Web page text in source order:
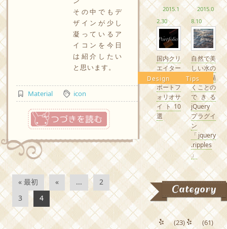
その中でもデ
ザインが少し
凝っているア
イコンを今日
は紹介したい
と思います。
Material icon
つづきを読む
« 最初 « ...
2
3
4
2015.1
2.30
Design
国内クリ
エイター
の素敵な
ポートフ
ォリオサ
イト10
選
2015.0
8.10
Tips
自然で美
しい水の
波紋を描
くことの
できる
jQuery
プラグイ
ン
「jquery
.ripples
」
Category
(23) (61)